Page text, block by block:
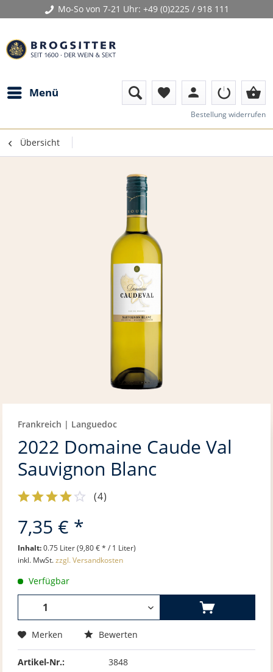
Mo-So von 7-21 Uhr: +49 (0)2225 / 918 111
Menü favorite person shopping_basket
Bestellung widerrufen
Übersicht
Frankreich | Languedoc
2022 Domaine Caude Val
Sauvignon Blanc
(4)
7,35 € *
Inhalt:0.75 Liter (9,80 € * / 1 Liter)
inkl. MwSt.zzgl. Versandkosten
Verfügbar
Merken Bewerten
Artikel-Nr.:
3848